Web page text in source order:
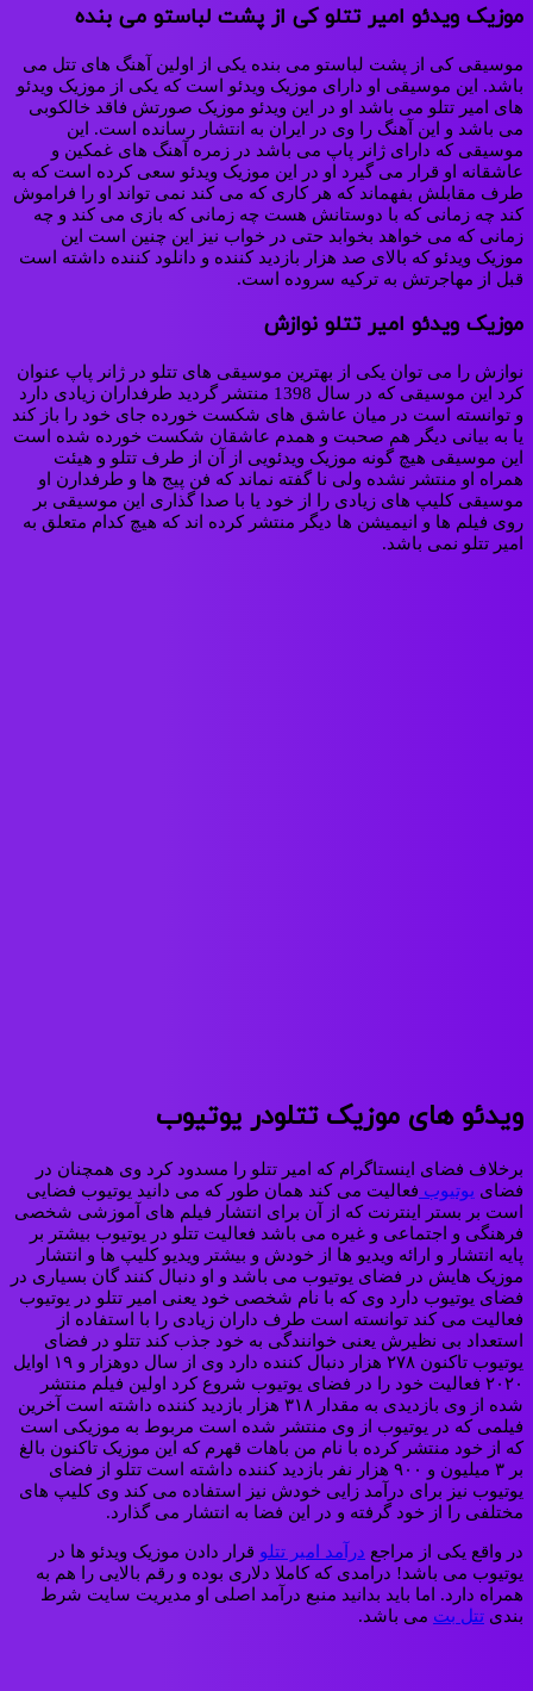
موزیک ویدئو امیر تتلو کی از پشت لباستو می بنده
موسیقی کی از پشت لباستو می بنده یکی از اولین آهنگ های تتل می
باشد. این موسیقی او دارای موزیک ویدئو است که یکی از موزیک ویدئو
های امیر تتلو می باشد او در این ویدئو موزیک صورتش فاقد خالکوبی
می باشد و این آهنگ را وی در ایران به انتشار رسانده است. این
موسیقی که دارای ژانر پاپ می باشد در زمره آهنگ های غمکین و
عاشقانه او قرار می گیرد او در این موزیک ویدئو سعی کرده است که به
طرف مقابلش بفهماند که هر کاری که می کند نمی تواند او را فراموش
کند چه زمانی که با دوستانش هست چه زمانی که بازی می کند و چه
زمانی که می خواهد بخوابد حتی در خواب نیز این چنین است این
موزیک ویدئو که بالای صد هزار بازدید کننده و دانلود کننده داشته است
قبل از مهاجرتش به ترکیه سروده است.
موزیک ویدئو امیر تتلو نوازش
نوازش را می توان یکی از بهترین موسیقی های تتلو در ژانر پاپ عنوان
کرد این موسیقی که در سال 1398 منتشر گردید طرفداران زیادی دارد
و توانسته است در میان عاشق های شکست خورده جای خود را باز کند
یا به بیانی دیگر هم صحبت و همدم عاشقان شکست خورده شده است
این موسیقی هیچ گونه موزیک ویدئویی از آن از طرف تتلو و هیئت
همراه او منتشر نشده ولی نا گفته نماند که فن پیج ها و طرفدارن او
موسیقی کلیپ های زیادی را از خود یا با صدا گذاری این موسیقی بر
روی فیلم ها و انیمیشن ها دیگر منتشر کرده اند که هیچ کدام متعلق به
امیر تتلو نمی باشد.
ویدئو های موزیک تتلودر یوتیوب
برخلاف فضای اینستاگرام که امیر تتلو را مسدود کرد وی همچنان در
فضای یوتیوب فعالیت می‌ کند همان‌ طور که می‌ دانید یوتیوب فضایی
است بر بستر اینترنت که از آن برای انتشار فیلم‌ های آموزشی شخصی
فرهنگی و اجتماعی و غیره می‌ باشد فعالیت تتلو در یوتیوب بیشتر بر
پایه انتشار و ارائه ویدیو ها از خودش و بیشتر ویدیو کلیپ ها و انتشار
موزیک‌ هایش در فضای یوتیوب می‌ باشد و او دنبال کنند گان بسیاری در
فضای یوتیوب دارد وی که با نام شخصی خود یعنی امیر تتلو در یوتیوب
فعالیت می‌ کند توانسته‌ است طرف‌ داران زیادی را با استفاده از
استعداد بی‌ نظیرش یعنی خوانندگی به خود جذب کند تتلو در فضای
یوتیوب تاکنون ۲۷۸ هزار دنبال کننده دارد وی از سال دوهزار و ۱۹ اوایل
۲۰۲۰ فعالیت خود را در فضای یوتیوب شروع کرد اولین فیلم منتشر
شده از وی بازدیدی به مقدار ۳۱۸ هزار بازدید کننده داشته‌ است آخرین
فیلمی که در یوتیوب از وی منتشر شده‌ است مربوط به موزیکی است
که از خود منتشر کرده با نام من باهات قهرم که این موزیک تاکنون بالغ‌
بر ۳ میلیون و ۹۰۰ هزار نفر بازدید کننده داشته‌ است تتلو از فضای
یوتیوب نیز برای درآمد زایی خودش نیز استفاده می‌ کند وی کلیپ‌ های
مختلفی را از خود گرفته و در این فضا به انتشار می‌ گذارد.
در واقع یکی از مراجع درآمد امیر تتلو قرار دادن موزیک ویدئو ها در
یوتیوب می باشد! درامدی که کاملا دلاری بوده و رقم بالایی را هم به
همراه دارد. اما باید بدانید منبع درآمد اصلی او مدیریت سایت شرط
بندی تتل بت می باشد.